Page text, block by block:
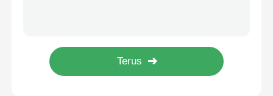
Mesin Baler Horizontal